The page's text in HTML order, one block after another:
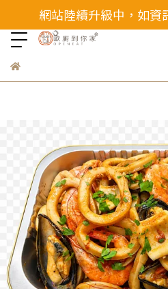
網站陸續升級中，如資